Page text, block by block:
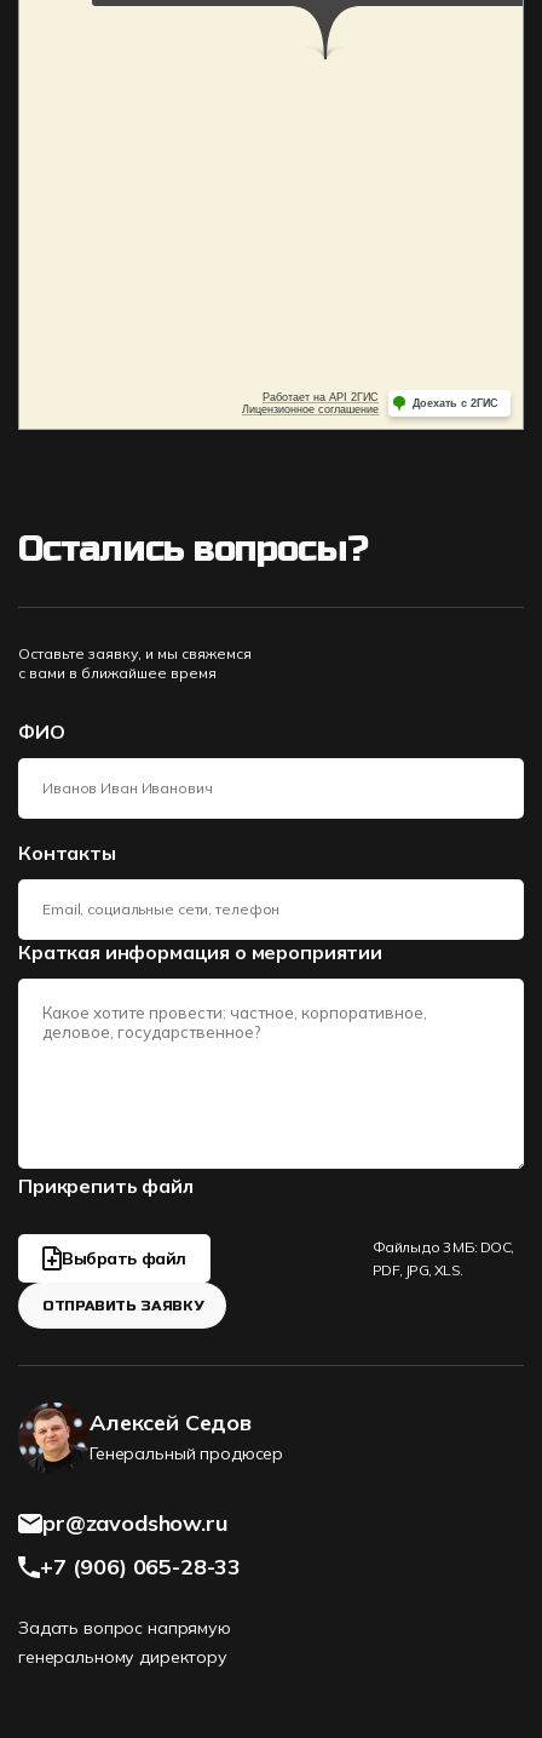
Остались вопросы?
Оставьте заявку, и мы свяжемся
с вами в ближайшее время
ФИО
Контакты
Краткая информация о мероприятии
Прикрепить файл
Выбрать файл
Файлы до 3 МБ: DOC,
PDF, JPG, XLS.
ОТПРАВИТЬ ЗАЯВКУ
Алексей Седов
Генеральный продюсер
pr@zavodshow.ru
+7 (906) 065-28-33
Задать вопрос напрямую
генеральному директору